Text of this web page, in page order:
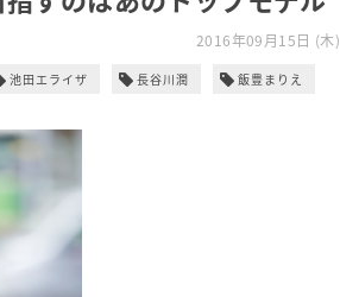
2016年09月15日 (木)
池田エライザ 長谷川潤 飯豊まりえ